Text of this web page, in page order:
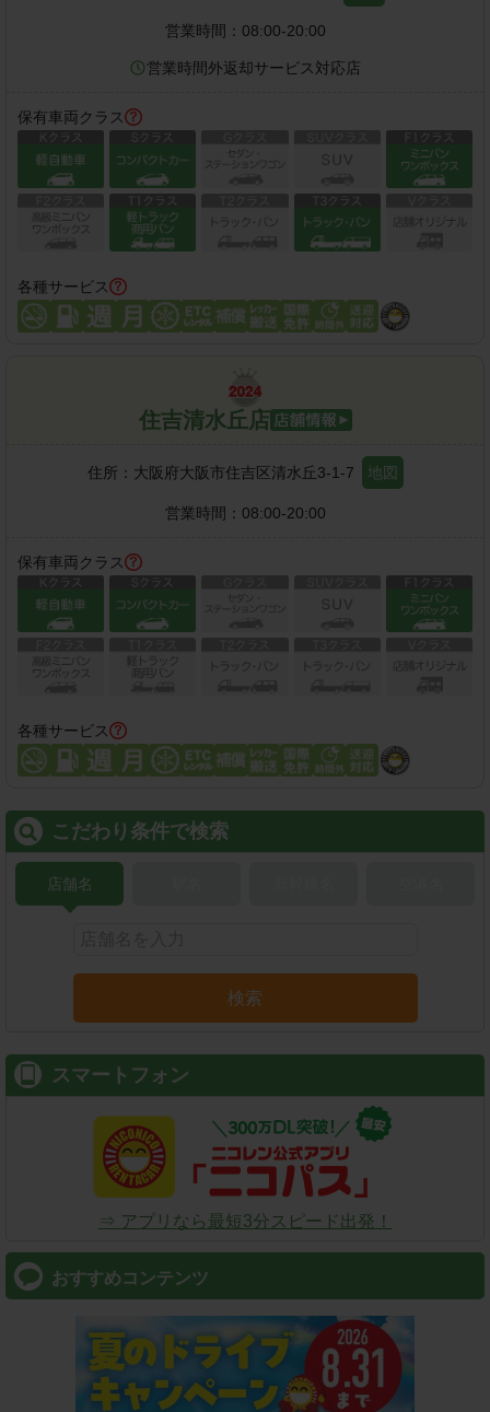
営業時間： 08:00-20:00
営業時間外返却サービス対応店
保有車両クラス
各種サービス
住吉清水丘店
住所： 大阪府大阪市住吉区清水丘3-1-7 地図
営業時間： 08:00-20:00
保有車両クラス
各種サービス
こだわり条件で検索
店舗名
検索
スマートフォン
⇒ アプリなら最短3分スピード出発！
おすすめコンテンツ